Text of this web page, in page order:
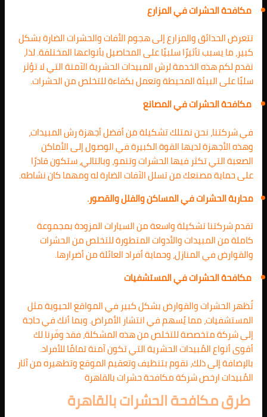
مكافحة الحشرات في المزارع
تتعرض الحدائق والمزارع إلى هجوم الأفات والحشرات الضارة بشكل
كبير، ما يسبب تأثيرًا سلبيًا على المحاصيل بأنواعها المختلفة. لذا،
نقدم لكم هذه الخدمة لرش المبيدات الحشرية الآمنة التي لا تؤثر
سلبًا على البيئة المحيطة وتعمل بكفاءة للتخلص من الحشرات.
مكافحة الحشرات في المصانع
في شركتنا، نحن نمتلك تشكيلة من أفضل أجهزة رش المبيدات،
وهذه الأجهزة لديها القوة الكبيرة في الوصول إلى الأماكن
الصعبة التي تكثر فيها الحشرات وتنمو، وبالتالي، ستكون قادرًا
على حماية مصنعك من تسلل الآفات الضارة له ومهما كان نشاطه.
محاربة الحشرات في المساكن والفلل والقصور.
تقدم شركتنا تشكيلة واسعة من السيارات المزودة بمجموعة
كاملة من المبيدات والأدوات المتطورة للتخلص من الحشرات
والقوارض في المنازل، وحماية أفراد العائلة من أضرارها.
مكافحة الحشرات في المستشفيات
تُظهر الحشرات والقوارض بشكل كبير في المواقع الحيوية مثل
المستشفيات، مما يُسهم في انتشار الأمراض. وبما أنك في حاجة
إلى شركة متخصصة للتخلص من هذه المشكلة، فقد وفّرنا لك
أقوى أنواع المُبيدات الحشرية التي تكون آمنة تمامًا للأفراد.
بالإضافة إلى ذلك، نقوم بتنظيف وتعقيم الموقع وتطهيره من آثار
المُبيدات ارخص شركة مكافحة حشرات بالقاهرة
طرق مكافحة الحشرات بالقاهرة